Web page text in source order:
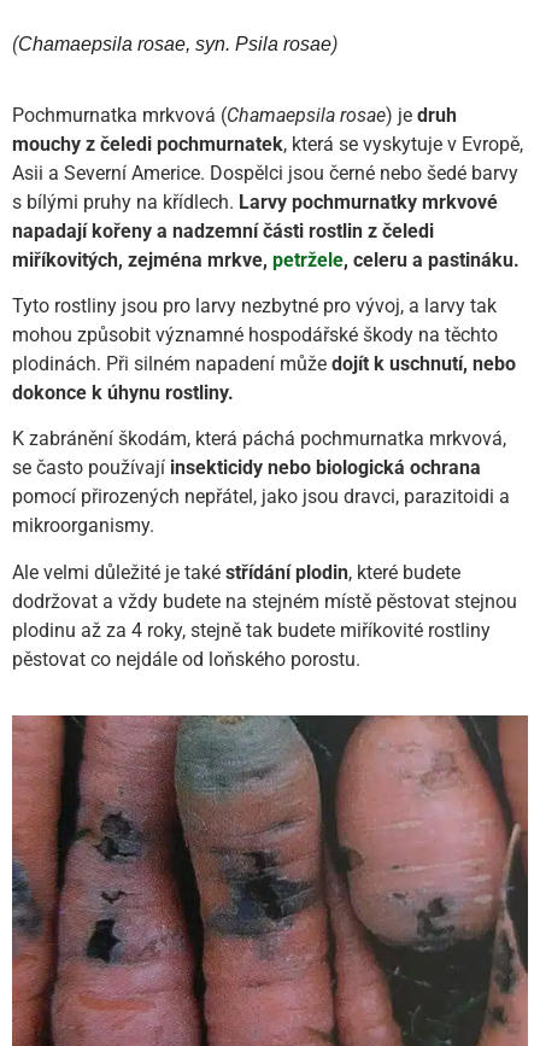
(Chamaepsila rosae, syn. Psila rosae)
Pochmurnatka mrkvová (Chamaepsila rosae) je druh
mouchy z čeledi pochmurnatek, která se vyskytuje v Evropě,
Asii a Severní Americe. Dospělci jsou černé nebo šedé barvy
s bílými pruhy na křídlech. Larvy pochmurnatky mrkvové
napadají kořeny a nadzemní části rostlin z čeledi
miříkovitých, zejména mrkve, petržele, celeru a pastináku.
Tyto rostliny jsou pro larvy nezbytné pro vývoj, a larvy tak
mohou způsobit významné hospodářské škody na těchto
plodinách. Při silném napadení může dojít k uschnutí, nebo
dokonce k úhynu rostliny.
K zabránění škodám, která páchá pochmurnatka mrkvová,
se často používají insekticidy nebo biologická ochrana
pomocí přirozených nepřátel, jako jsou dravci, parazitoidi a
mikroorganismy.
Ale velmi důležité je také střídání plodin, které budete
dodržovat a vždy budete na stejném místě pěstovat stejnou
plodinu až za 4 roky, stejně tak budete miříkovité rostliny
pěstovat co nejdále od loňského porostu.